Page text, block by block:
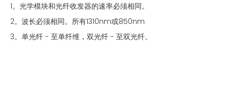
1。光学模块和光纤收发器的速率必须相同。
2。波长必须相同。所有1310nm或850nm
3。单光纤 - 至单纤维，双光纤 - 至双光纤。